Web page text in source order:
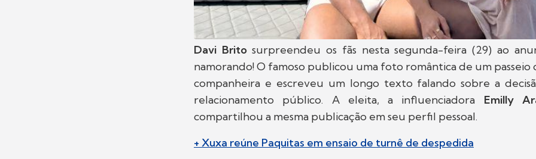
Davi Britosurpreendeu os fãs nesta segunda-feira (29) ao
namorando! O famoso publicou uma foto romântica de um passeio
companheira e escreveu um longo texto falando sobre a
relacionamento público. A eleita, a influenciadora Emilly
compartilhou a mesma publicação em seu perfil pessoal.
+ Xuxa reúne Paquitas em ensaio de turnê de despedida